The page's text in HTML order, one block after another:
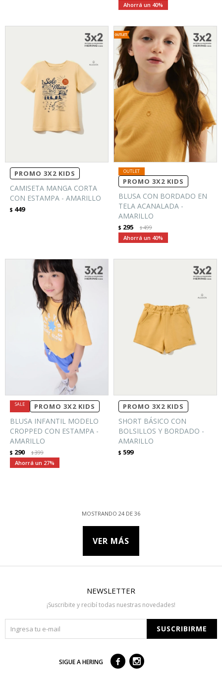
40
PROMO 3X2 KIDS
CAMISETA MANGA CORTA
CON ESTAMPA - AMARILLO
$ 449
PROMO 3X2 KIDS
BLUSA CON BORDADO EN
TELA ACANALADA -
AMARILLO
$ 295 $499
40
PROMO 3X2 KIDS
BLUSA INFANTIL MODELO
CROPPED CON ESTAMPA -
AMARILLO
$ 290 $399
27
PROMO 3X2 KIDS
SHORT BÁSICO CON
BOLSILLOS Y BORDADO -
AMARILLO
$ 599
MOSTRANDO 24 DE 36
VER MÁS
NEWSLETTER
¡Suscribite y recibí todas nuestras novedades!
SUSCRIBIRME
SIGUE A HERING  